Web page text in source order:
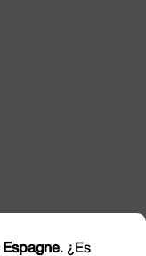
Espagne. ¿Es